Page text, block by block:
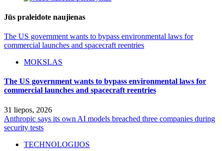
Jūs praleidote naujienas
The US government wants to bypass environmental laws for
commercial launches and spacecraft reentries
MOKSLAS
The US government wants to bypass environmental laws for
commercial launches and spacecraft reentries
31 liepos, 2026
Anthropic says its own AI models breached three companies during
security tests
TECHNOLOGIJOS